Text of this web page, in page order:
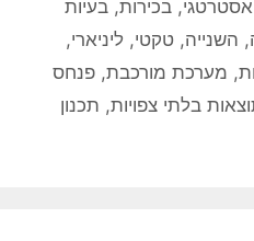
אסטרטגי,בכירות,בעיות
, השנייה, טקטי, ליניארי,
, מערכת מורכבת, פנחס
בלתי צפויות, תכנון